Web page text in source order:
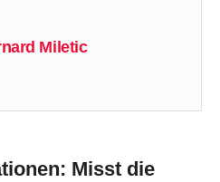
Miletic
Misst die